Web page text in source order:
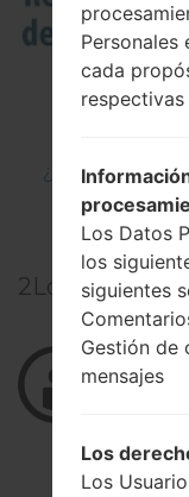
¿Cómo
2 Los
06/03/
Hola
ar
cada
Los Datos
los
siguientes
Gestión de
mensajes
Los
Los